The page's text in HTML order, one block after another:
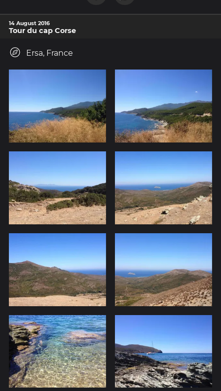
14 August 2016
Tour du cap Corse
Ersa, France